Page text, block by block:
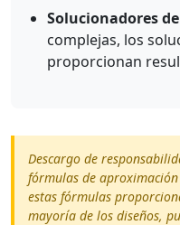
Solucionadores
complejas, los
proporcionan
Descargo de
fórmulas de
estas fórmulas
mayoría de los diseños,